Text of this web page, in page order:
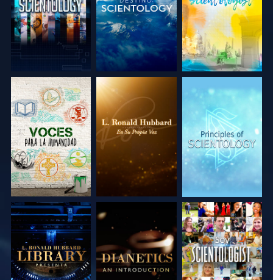
EXPLORA LAS
SERIES
EXPLORA LAS
SERIES
EXPLORA LAS
SERIES
EXPLORA LAS
SERIES
EXPLORA LAS
SERIES
VE